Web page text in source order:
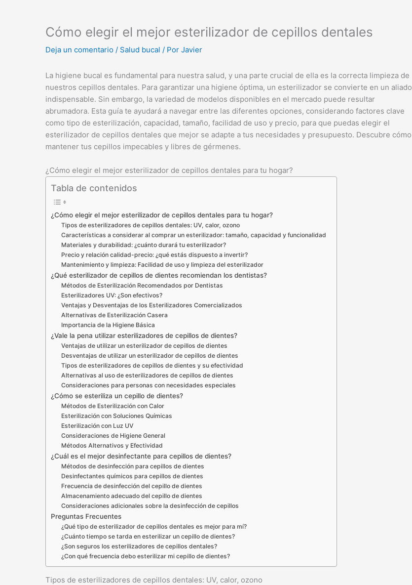
Cómo elegir el mejor esterilizador de cepillos dentales
Deja un comentario / Salud bucal / Por Javier
La higiene bucal es fundamental para nuestra salud, y una parte crucial de ella es la correcta limpieza de
nuestros cepillos dentales. Para garantizar una higiene óptima, un esterilizador se convierte en un aliado
indispensable. Sin embargo, la variedad de modelos disponibles en el mercado puede resultar
abrumadora. Esta guía te ayudará a navegar entre las diferentes opciones, considerando factores clave
como tipo de esterilización, capacidad, tamaño, facilidad de uso y precio, para que puedas elegir el
esterilizador de cepillos dentales que mejor se adapte a tus necesidades y presupuesto. Descubre cómo
mantener tus cepillos impecables y libres de gérmenes.
¿Cómo elegir el mejor esterilizador de cepillos dentales para tu hogar?
Tabla de contenidos
¿Cómo elegir el mejor esterilizador de cepillos dentales para tu hogar?
Tipos de esterilizadores de cepillos dentales: UV, calor, ozono
Características a considerar al comprar un esterilizador: tamaño, capacidad y funcionalidad
Materiales y durabilidad: ¿cuánto durará tu esterilizador?
Precio y relación calidad-precio: ¿qué estás dispuesto a invertir?
Mantenimiento y limpieza: Facilidad de uso y limpieza del esterilizador
¿Qué esterilizador de cepillos de dientes recomiendan los dentistas?
Métodos de Esterilización Recomendados por Dentistas
Esterilizadores UV: ¿Son efectivos?
Ventajas y Desventajas de los Esterilizadores Comercializados
Alternativas de Esterilización Casera
Importancia de la Higiene Básica
¿Vale la pena utilizar esterilizadores de cepillos de dientes?
Ventajas de utilizar un esterilizador de cepillos de dientes
Desventajas de utilizar un esterilizador de cepillos de dientes
Tipos de esterilizadores de cepillos de dientes y su efectividad
Alternativas al uso de esterilizadores de cepillos de dientes
Consideraciones para personas con necesidades especiales
¿Cómo se esteriliza un cepillo de dientes?
Métodos de Esterilización con Calor
Esterilización con Soluciones Químicas
Esterilización con Luz UV
Consideraciones de Higiene General
Métodos Alternativos y Efectividad
¿Cuál es el mejor desinfectante para cepillos de dientes?
Métodos de desinfección para cepillos de dientes
Desinfectantes químicos para cepillos de dientes
Frecuencia de desinfección del cepillo de dientes
Almacenamiento adecuado del cepillo de dientes
Consideraciones adicionales sobre la desinfección de cepillos
Preguntas Frecuentes
¿Qué tipo de esterilizador de cepillos dentales es mejor para mí?
¿Cuánto tiempo se tarda en esterilizar un cepillo de dientes?
¿Son seguros los esterilizadores de cepillos dentales?
¿Con qué frecuencia debo esterilizar mi cepillo de dientes?
Tipos de esterilizadores de cepillos dentales: UV, calor, ozono